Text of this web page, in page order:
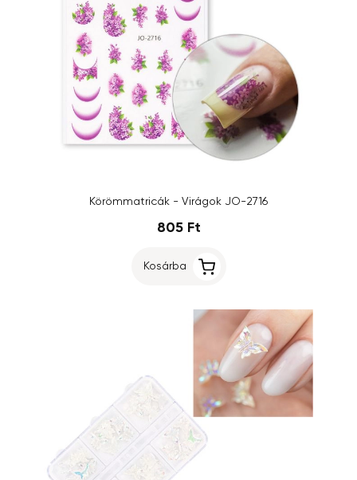
Körömmatricák - Virágok JO-2716
805 Ft
Kosárba